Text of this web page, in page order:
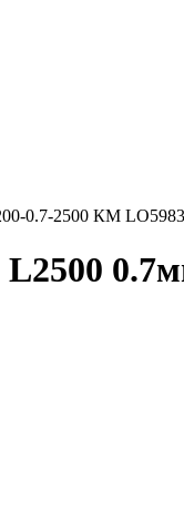
0.7-2500 КМ LO5983
L2500